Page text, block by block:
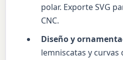
polar. Exporte SVG
CNC.
Diseño y
lemniscatas y